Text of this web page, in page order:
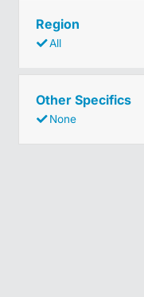
Region
All
Other Specifics
None